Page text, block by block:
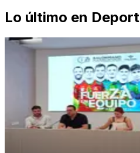
Lo último en